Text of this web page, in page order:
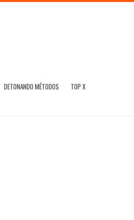
DETONANDO MÉTODOS TOP X